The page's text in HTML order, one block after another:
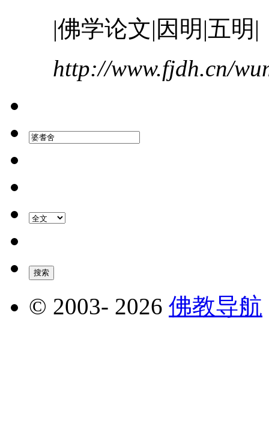
|佛学论文|因明|五明|
http://www.fjdh.cn/
© 2003- 2026 佛教导航